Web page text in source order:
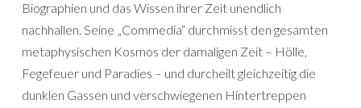
Biographien und das Wissen ihrer Zeit unendlich
nachhallen. Seine „Commedia“ durchmisst den gesamten
metaphysischen Kosmos der damaligen Zeit – Hölle,
Fegefeuer und Paradies – und durcheilt gleichzeitig die
dunklen Gassen und verschwiegenen Hintertreppen